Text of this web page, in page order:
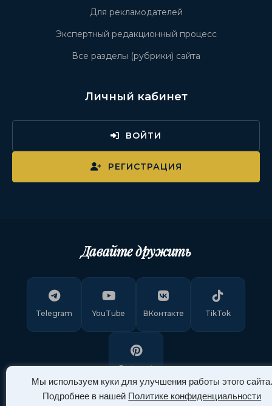
Мы используем куки для улучшения работы этого сайта.
Подробнее в нашей Политике конфиденциальности
Для рекламодателей
Экспертный редакционный процесс
Все разделы (рубрики) сайта
Личный кабинет
ВОЙТИ
РЕГИСТРАЦИЯ
Давайте дружить
Telegram YouTube ВКонтакте TikTok
Pinterest